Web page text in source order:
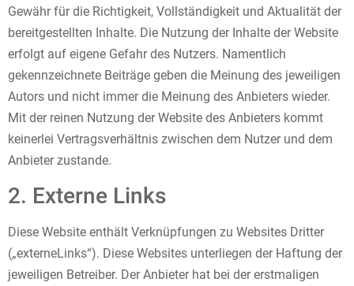
Gewähr für die Richtigkeit, Vollständigkeit und Aktualität der
bereitgestellten Inhalte. Die Nutzung der Inhalte der Website
erfolgt auf eigene Gefahr des Nutzers. Namentlich
gekennzeichnete Beiträge geben die Meinung des jeweiligen
Autors und nicht immer die Meinung des Anbieters wieder.
Mit der reinen Nutzung der Website des Anbieters kommt
keinerlei Vertragsverhältnis zwischen dem Nutzer und dem
Anbieter zustande.
2. Externe Links
Diese Website enthält Verknüpfungen zu Websites Dritter
(„externeLinks“). Diese Websites unterliegen der Haftung der
jeweiligen Betreiber. Der Anbieter hat bei der erstmaligen